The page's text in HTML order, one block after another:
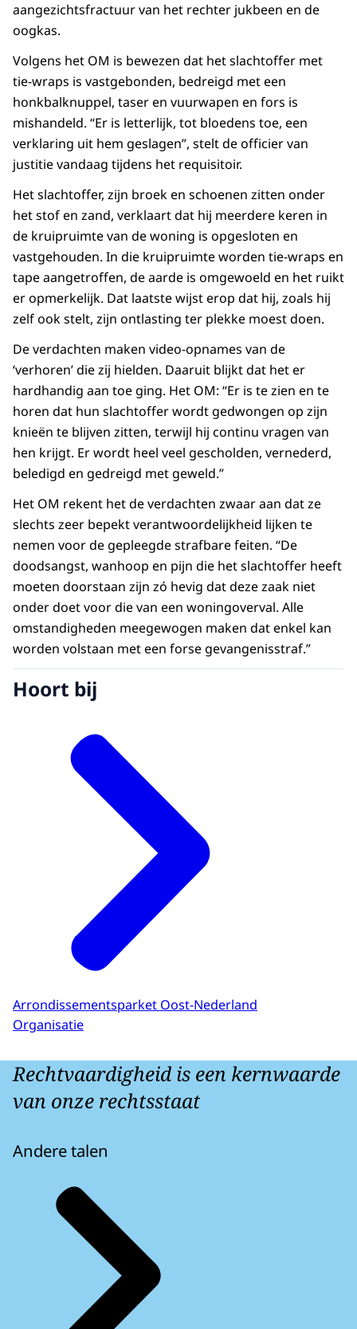
aangezichtsfractuur van het rechter jukbeen en de
oogkas.
Volgens het OM is bewezen dat het slachtoffer met
tie-wraps is vastgebonden, bedreigd met een
honkbalknuppel, taser en vuurwapen en fors is
mishandeld. “Er is letterlijk, tot bloedens toe, een
verklaring uit hem geslagen”, stelt de officier van
justitie vandaag tijdens het requisitoir.
Het slachtoffer, zijn broek en schoenen zitten onder
het stof en zand, verklaart dat hij meerdere keren in
de kruipruimte van de woning is opgesloten en
vastgehouden. In die kruipruimte worden tie-wraps en
tape aangetroffen, de aarde is omgewoeld en het ruikt
er opmerkelijk. Dat laatste wijst erop dat hij, zoals hij
zelf ook stelt, zijn ontlasting ter plekke moest doen.
De verdachten maken video-opnames van de
‘verhoren’ die zij hielden. Daaruit blijkt dat het er
hardhandig aan toe ging. Het OM: “Er is te zien en te
horen dat hun slachtoffer wordt gedwongen op zijn
knieën te blijven zitten, terwijl hij continu vragen van
hen krijgt. Er wordt heel veel gescholden, vernederd,
beledigd en gedreigd met geweld.”
Het OM rekent het de verdachten zwaar aan dat ze
slechts zeer bepekt verantwoordelijkheid lijken te
nemen voor de gepleegde strafbare feiten. “De
doodsangst, wanhoop en pijn die het slachtoffer heeft
moeten doorstaan zijn zó hevig dat deze zaak niet
onder doet voor die van een woningoverval. Alle
omstandigheden meegewogen maken dat enkel kan
worden volstaan met een forse gevangenisstraf.”
Hoort bij
Arrondissementsparket Oost-Nederland
Organisatie
Rechtvaardigheid is een kernwaarde
van onze rechtsstaat
Andere talen